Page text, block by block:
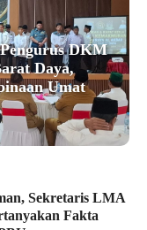
DKM
Daya,
Umat
Sekretaris LMA
Fakta